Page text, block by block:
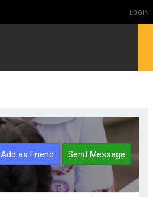
LOGIN
Add as Friend Send Message